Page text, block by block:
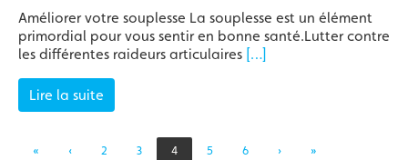
Améliorer votre souplesse La souplesse est un élément
primordial pour vous sentir en bonne santé.Lutter contre
les différentes raideurs articulaires […]
Lire la suite
« ‹ 2 3 4 5 6 › »